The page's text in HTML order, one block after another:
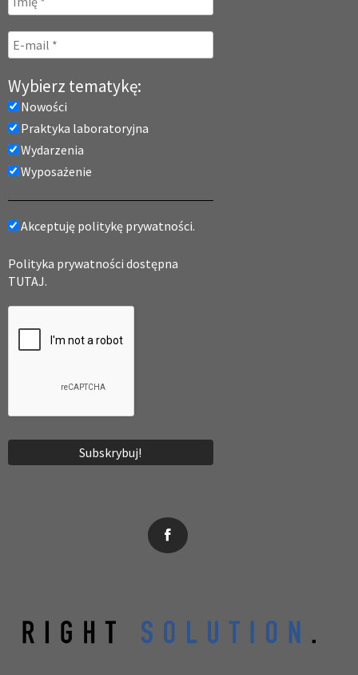
Wybierz tematykę:
Nowości
Praktyka laboratoryjna
Wydarzenia
Wyposażenie
Akceptuję politykę prywatności.
Polityka prywatności dostępna
TUTAJ.